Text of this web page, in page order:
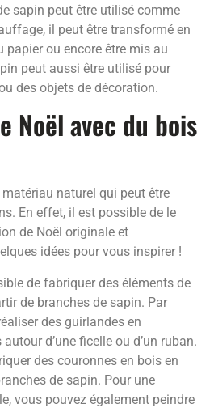
sapin peut être utilisé comme
il peut être transformé en
papier ou encore être mis au
peut aussi être utilisé pour
des objets de décoration.
Noël avec du bois
naturel qui peut être
En effet, il est possible de le
de Noël originale et
idées pour vous inspirer !
de fabriquer des éléments de
de branches de sapin. Par
des guirlandes en
d’une ficelle ou d’un ruban.
des couronnes en bois en
de sapin. Pour une
vous pouvez également peindre